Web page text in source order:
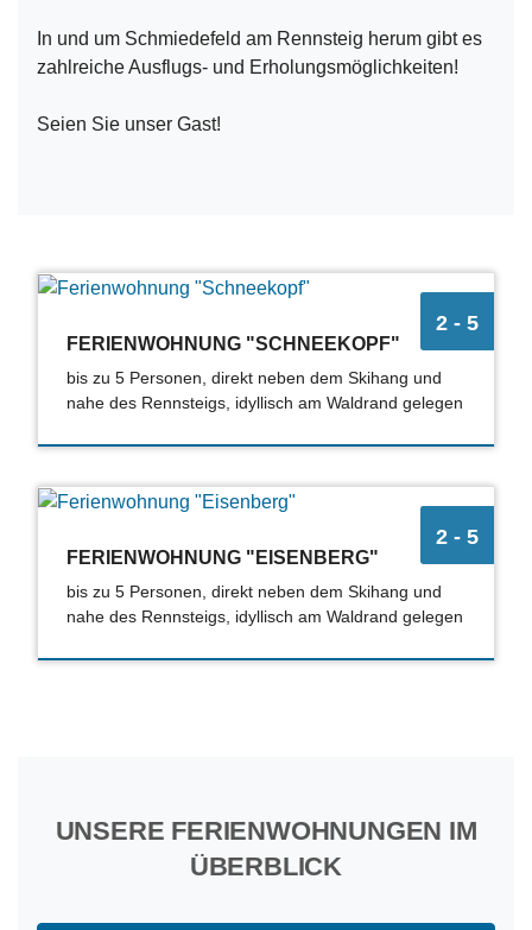
In und um Schmiedefeld am Rennsteig herum gibt es
zahlreiche Ausflugs- und Erholungsmöglichkeiten!
Seien Sie unser Gast!
FERIENWOHNUNG "SCHNEEKOPF"
bis zu 5 Personen, direkt neben dem Skihang und
nahe des Rennsteigs, idyllisch am Waldrand gelegen
2 - 5
FERIENWOHNUNG "EISENBERG"
bis zu 5 Personen, direkt neben dem Skihang und
nahe des Rennsteigs, idyllisch am Waldrand gelegen
2 - 5
UNSERE FERIENWOHNUNGEN IM
ÜBERBLICK